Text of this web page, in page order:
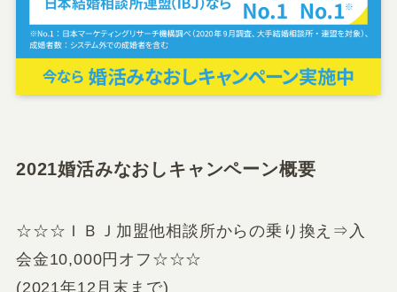
2021婚活みなおしキャンペーン概要
☆☆☆ＩＢＪ加盟他相談所からの乗り換え⇒入
会金10,000円オフ☆☆☆
(2021年12月末まで)